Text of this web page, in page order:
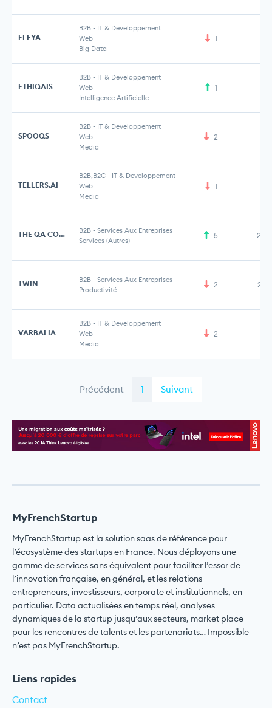
ELEYA
B2B - IT & Developpement
Web
Big Data
1
ETHIQAIS
B2B - IT & Developpement
Web
Intelligence Artificielle
1
SPOOQS
B2B - IT & Developpement
Web
Media
2
TELLERS.AI
B2B,B2C - IT & Developpement
Web
Media
1
THE QA COMPANY B2B - Services Aux Entreprises
Services (Autres)
5
TWIN B2B - Services Aux Entreprises
Productivité
2
VARBALIA
B2B - IT & Developpement
Web
Media
2
Précédent 1 Suivant
MyFrenchStartup
MyFrenchStartup est la solution saas de référence pour
l’écosystème des startups en France. Nous déployons une
gamme de services sans équivalent pour faciliter l’essor de
l’innovation française, en général, et les relations
entrepreneurs, investisseurs, corporate et institutionnels, en
particulier. Data actualisées en temps réel, analyses
dynamiques de la startup jusqu’aux secteurs, market place
pour les rencontres de talents et les partenariats… Impossible
n’est pas MyFrenchStartup.
Liens rapides
Contact